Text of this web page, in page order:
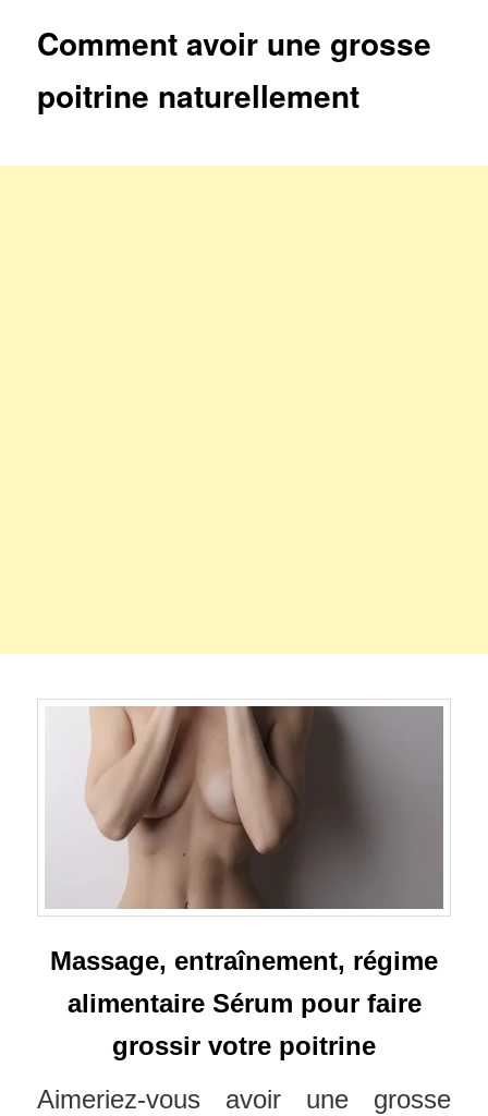
Comment avoir une grosse
poitrine naturellement
Massage, entraînement, régime
alimentaire Sérum pour faire
grossir votre poitrine
Aimeriez-vous avoir une grosse